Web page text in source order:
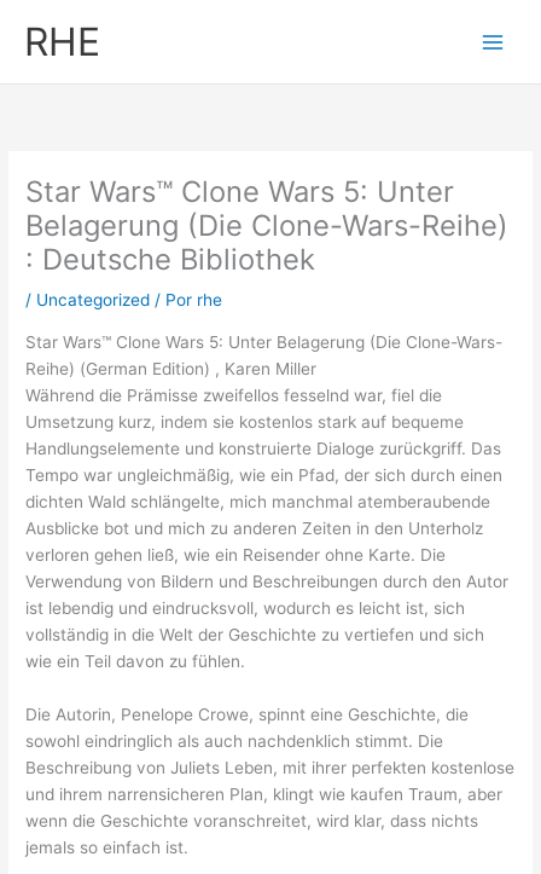
RHE
Star Wars™ Clone Wars 5: Unter
Belagerung (Die Clone-Wars-Reihe)
: Deutsche Bibliothek
/ Uncategorized / Por rhe
Star Wars™ Clone Wars 5: Unter Belagerung (Die Clone-Wars-
Reihe) (German Edition) , Karen Miller
Während die Prämisse zweifellos fesselnd war, fiel die
Umsetzung kurz, indem sie kostenlos stark auf bequeme
Handlungselemente und konstruierte Dialoge zurückgriff. Das
Tempo war ungleichmäßig, wie ein Pfad, der sich durch einen
dichten Wald schlängelte, mich manchmal atemberaubende
Ausblicke bot und mich zu anderen Zeiten in den Unterholz
verloren gehen ließ, wie ein Reisender ohne Karte. Die
Verwendung von Bildern und Beschreibungen durch den Autor
ist lebendig und eindrucksvoll, wodurch es leicht ist, sich
vollständig in die Welt der Geschichte zu vertiefen und sich
wie ein Teil davon zu fühlen.
Die Autorin, Penelope Crowe, spinnt eine Geschichte, die
sowohl eindringlich als auch nachdenklich stimmt. Die
Beschreibung von Juliets Leben, mit ihrer perfekten kostenlose
und ihrem narrensicheren Plan, klingt wie kaufen Traum, aber
wenn die Geschichte voranschreitet, wird klar, dass nichts
jemals so einfach ist.